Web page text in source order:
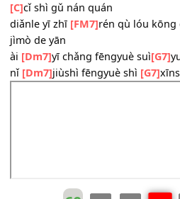
[FM7]cóng xìzhīmòjié
[Em7]dào xīntóu yúniè
[Dm7]bǎi bùpíng de gǎo
shíjiān
zuì nán dǐdǎng[FM7]ěr biān
yī chǎng fēngyuè suì